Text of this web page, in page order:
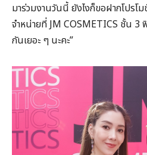
มาร่วมงานวันนี้ ยังไงก็ขอฝากโปรโ
จำหน่ายที่ JM COSMETICS ชั้น 3
กันเยอะ ๆ นะคะ”